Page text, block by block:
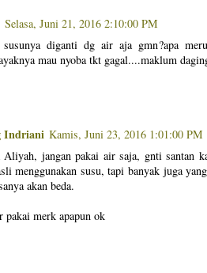
Selasa, Juni 21, 2016 2:10:00 PM
diganti dg air aja gmn?apa
mau nyoba tkt gagal....maklum
Indriani Kamis, Juni 23, 2016 1:01:00 PM
jangan pakai air saja, gnti santan
menggunakan susu, tapi banyak juga
akan beda.
pakai merk apapun ok